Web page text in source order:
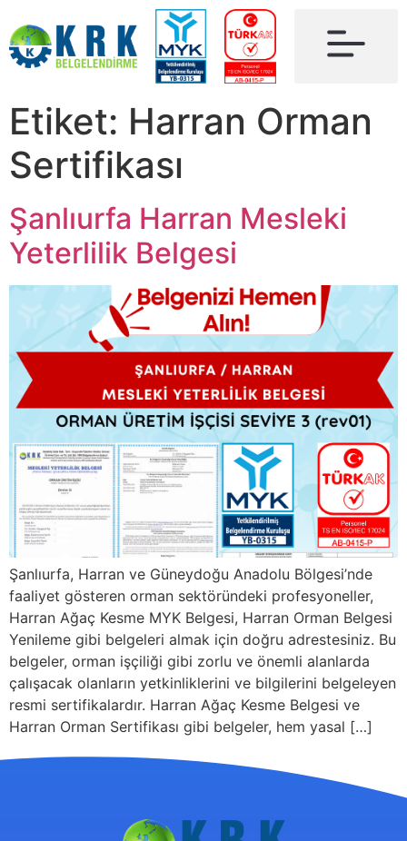
Etiket: Harran Orman
Sertifikası
Şanlıurfa Harran Mesleki
Yeterlilik Belgesi
Şanlıurfa, Harran ve Güneydoğu Anadolu Bölgesi’nde
faaliyet gösteren orman sektöründeki profesyoneller,
Harran Ağaç Kesme MYK Belgesi, Harran Orman Belgesi
Yenileme gibi belgeleri almak için doğru adrestesiniz. Bu
belgeler, orman işçiliği gibi zorlu ve önemli alanlarda
çalışacak olanların yetkinliklerini ve bilgilerini belgeleyen
resmi sertifikalardır. Harran Ağaç Kesme Belgesi ve
Harran Orman Sertifikası gibi belgeler, hem yasal […]